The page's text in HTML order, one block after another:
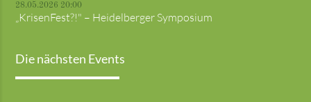
28.05.2026 20:00
„KrisenFest?!" – Heidelberger Symposium
Die nächsten Events